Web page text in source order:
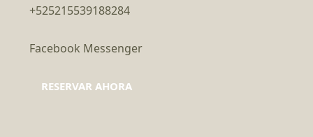
+525215539188284
Facebook Messenger
RESERVAR AHORA